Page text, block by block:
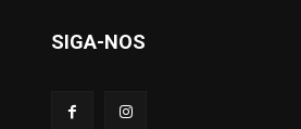
SIGA-NOS